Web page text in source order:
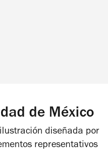
de México
diseñada por
representativos